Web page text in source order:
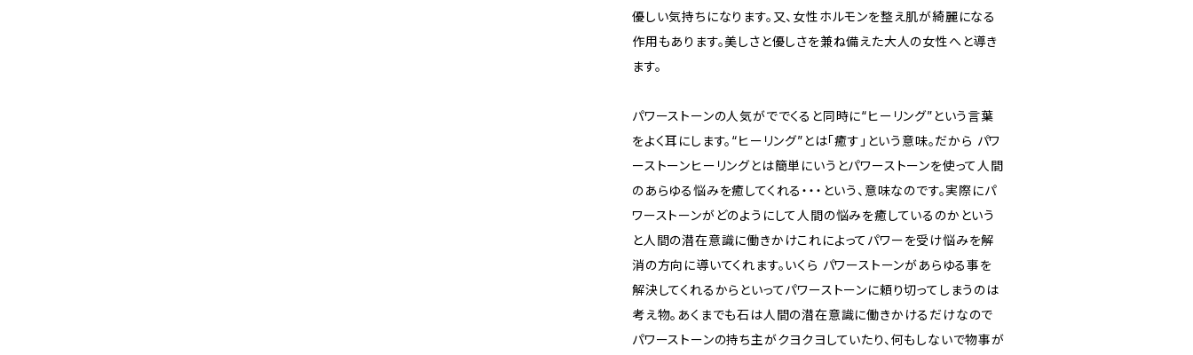
優しい気持ちになります。又、女性ホルモンを整え肌が綺麗になる
作用もあります。美しさと優しさを兼ね備えた大人の女性へと導き
ます。
パワーストーンの人気がででくると同時に“ヒーリング”という言葉
をよく耳にします。“ヒーリング”とは｢癒す｣という意味。だから パワ
ーストーンヒーリングとは簡単にいうとパワーストーンを使って人間
のあらゆる悩みを癒してくれる・・・という、意味なのです。実際にパ
ワーストーンがどのようにして人間の悩みを癒しているのかという
と人間の潜在意識に働きかけこれによってパワーを受け悩みを解
消の方向に導いてくれます。いくら パワーストーンがあらゆる事を
解決してくれるからといってパワーストーンに頼り切ってしまうのは
考え物。あくまでも石は人間の潜在意識に働きかけるだけなので
パワーストーンの持ち主がクヨクヨしていたり、何もしないで物事が